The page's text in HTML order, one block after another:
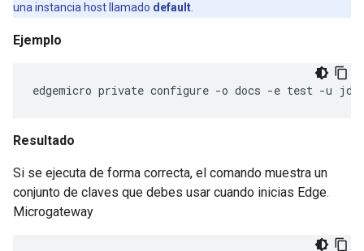
una instancia host llamado default
Ejemplo
edgemicro private configure -o docs -e test -u
Resultado
Si se ejecuta de forma correcta, el comando muestra un
conjunto de claves que debes usar cuando inicias Edge.
Microgateway